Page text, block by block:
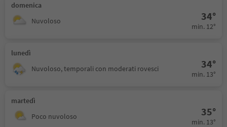
domenica
Nuvoloso
34°
min. 12°
lunedì
Nuvoloso, temporali con moderati rovesci
34°
min. 13°
martedì
Poco nuvoloso
35°
min. 13°